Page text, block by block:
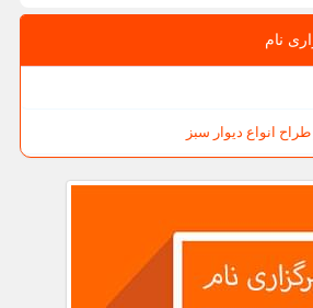
نام
انواع دیوار سبز